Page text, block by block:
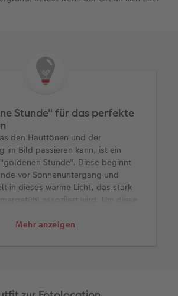
Mehr anzeigen
Stunde" für das perfekte
den Hauttönen und der
im Bild passieren kann, ist ein
Stunde". Diese beginnt
vor Sonnenuntergang und
in dieses warme Licht, das stark
assoziiert wird. Um diese
– am besten noch eine gute
ein Berg dazwischen liegt.